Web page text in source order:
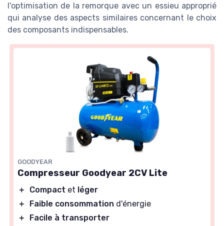
l'optimisation de la remorque avec un essieu approprié
qui analyse des aspects similaires concernant le choix
des composants indispensables.
GOODYEAR
Compresseur Goodyear 2CV Lite
＋ Compact et léger
＋
Faible consommation d'énergie
＋
Facile à transporter